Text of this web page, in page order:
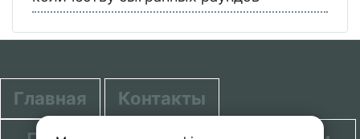
Главная
Контакты